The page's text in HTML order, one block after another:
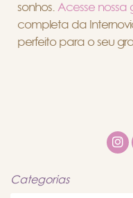
sonhos. Acesse nossa
completa da
perfeito para o seu
Categorias